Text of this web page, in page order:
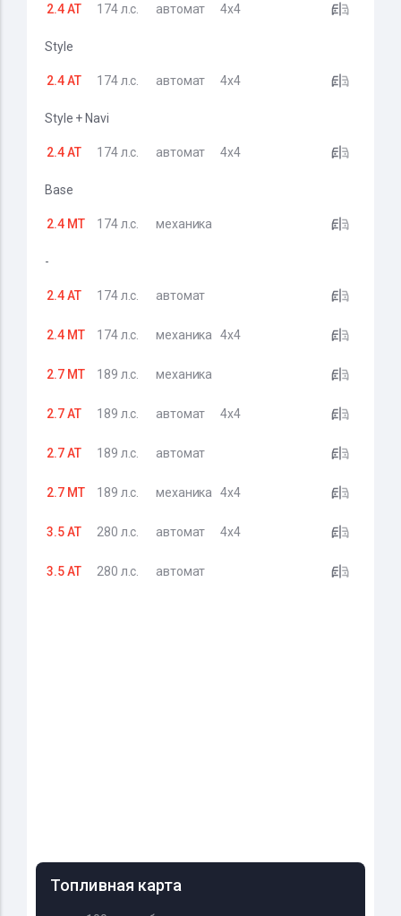
2.4 AT 174 л.с. автомат 4x4
Style
2.4 AT 174 л.с. автомат 4x4
Style + Navi
2.4 AT 174 л.с. автомат 4x4
Base
2.4 MT 174 л.с. механика
-
2.4 AT 174 л.с. автомат
2.4 MT 174 л.с. механика 4x4
2.7 MT 189 л.с. механика
2.7 AT 189 л.с. автомат 4x4
2.7 AT 189 л.с. автомат
2.7 MT 189 л.с. механика 4x4
3.5 AT 280 л.с. автомат 4x4
3.5 AT 280 л.с. автомат
Топливная карта